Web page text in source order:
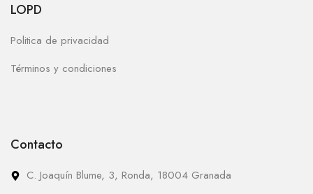
LOPD
Politica de privacidad
Términos y condiciones
Contacto
C. Joaquín Blume, 3, Ronda, 18004 Granada